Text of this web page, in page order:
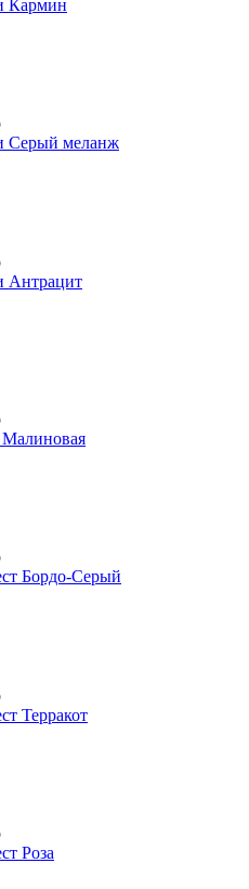
Кармин
меланж
Бордо-Серый
Терракот
Роза